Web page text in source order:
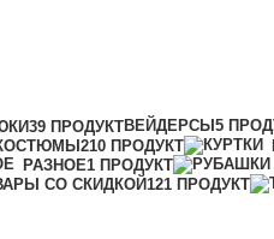
39 ПРОДУКТВЕЙДЕРСЫ 5
210 ПРОДУКТ
РАЗНОЕ1 ПРОДУКТ
СО СКИДКОЙ121 ПРОДУКТ